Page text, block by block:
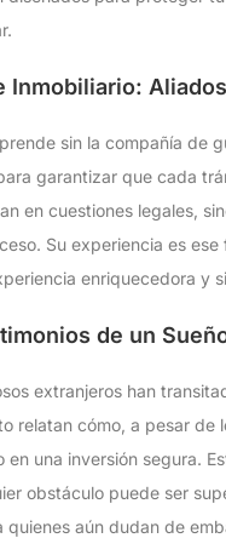
Inmobiliario:
sin la compañía de
garantizar que cada
en cuestiones legales,
Su experiencia es
enriquecedora y
de un
extranjeros han
relatan cómo, a pesar
en una inversión segura.
obstáculo puede ser
aún dudan de